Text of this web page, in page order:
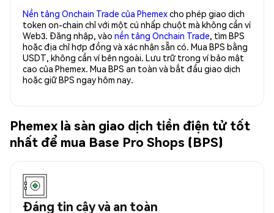
Nền tảng Onchain Trade của Phemexcho phép giao dịch
token on-chain chỉ với một cú nhấp chuột mà không cần ví
Web3. Đăng nhập, vào nền tảng Onchain Trade, tìm BPS
hoặc địa chỉ hợp đồng và xác nhận sẵn có. Mua BPS bằng
USDT, không cần ví bên ngoài. Lưu trữ trong ví bảo mật
cao của Phemex. Mua BPS an toàn và bắt đầu giao dịch
hoặc giữ BPS ngay hôm nay.
Phemex là sàn giao dịch tiền điện tử tốt
nhất để mua Base Pro Shops (BPS)
Đáng tin cậy và an toàn